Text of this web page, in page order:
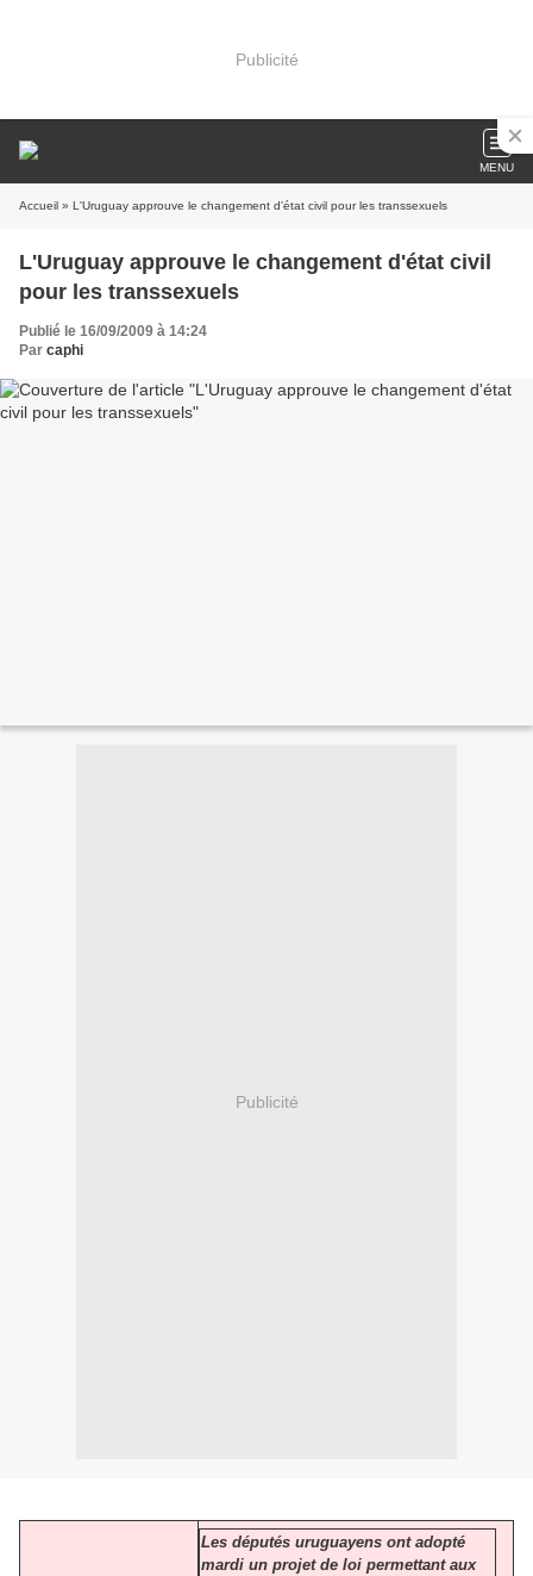
Publicité
MENU
Accueil » L'Uruguay approuve le changement d'état civil pour les transsexuels
L'Uruguay approuve le changement d'état civil
pour les transsexuels
Publié le 16/09/2009 à 14:24
Par caphi
Publicité
Les députés uruguayens ont adopté
mardi un projet de loi permettant aux